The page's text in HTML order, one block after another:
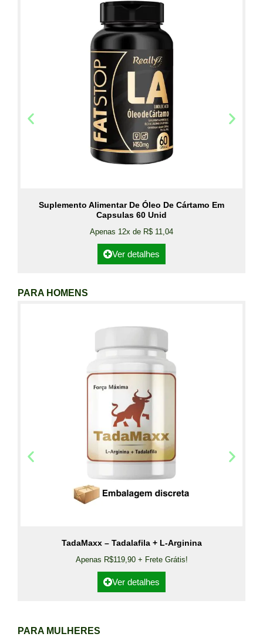
Suplemento Alimentar De Óleo De Cártamo Em
Capsulas 60 Unid
Apenas 12x de R$ 11,04
Ver detalhes
PARA HOMENS
TadaMaxx – Tadalafila + L-Arginina
Apenas R$119,90 + Frete Grátis!
Ver detalhes
PARA MULHERES